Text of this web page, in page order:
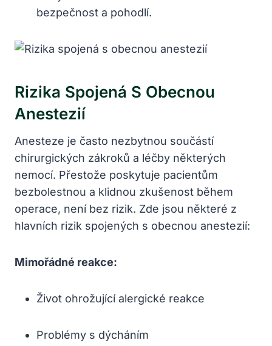
bezpečnost a pohodlí.
Rizika Spojená S Obecnou
Anestezií
Anesteze je často nezbytnou součástí
chirurgických zákroků a léčby některých
nemocí. Přestože poskytuje pacientům
bezbolestnou a klidnou zkušenost během
operace, není bez rizik. Zde jsou některé z
hlavních rizik spojených s obecnou anestezií:
Mimořádné reakce:
Život ohrožující alergické reakce
Problémy s dýcháním